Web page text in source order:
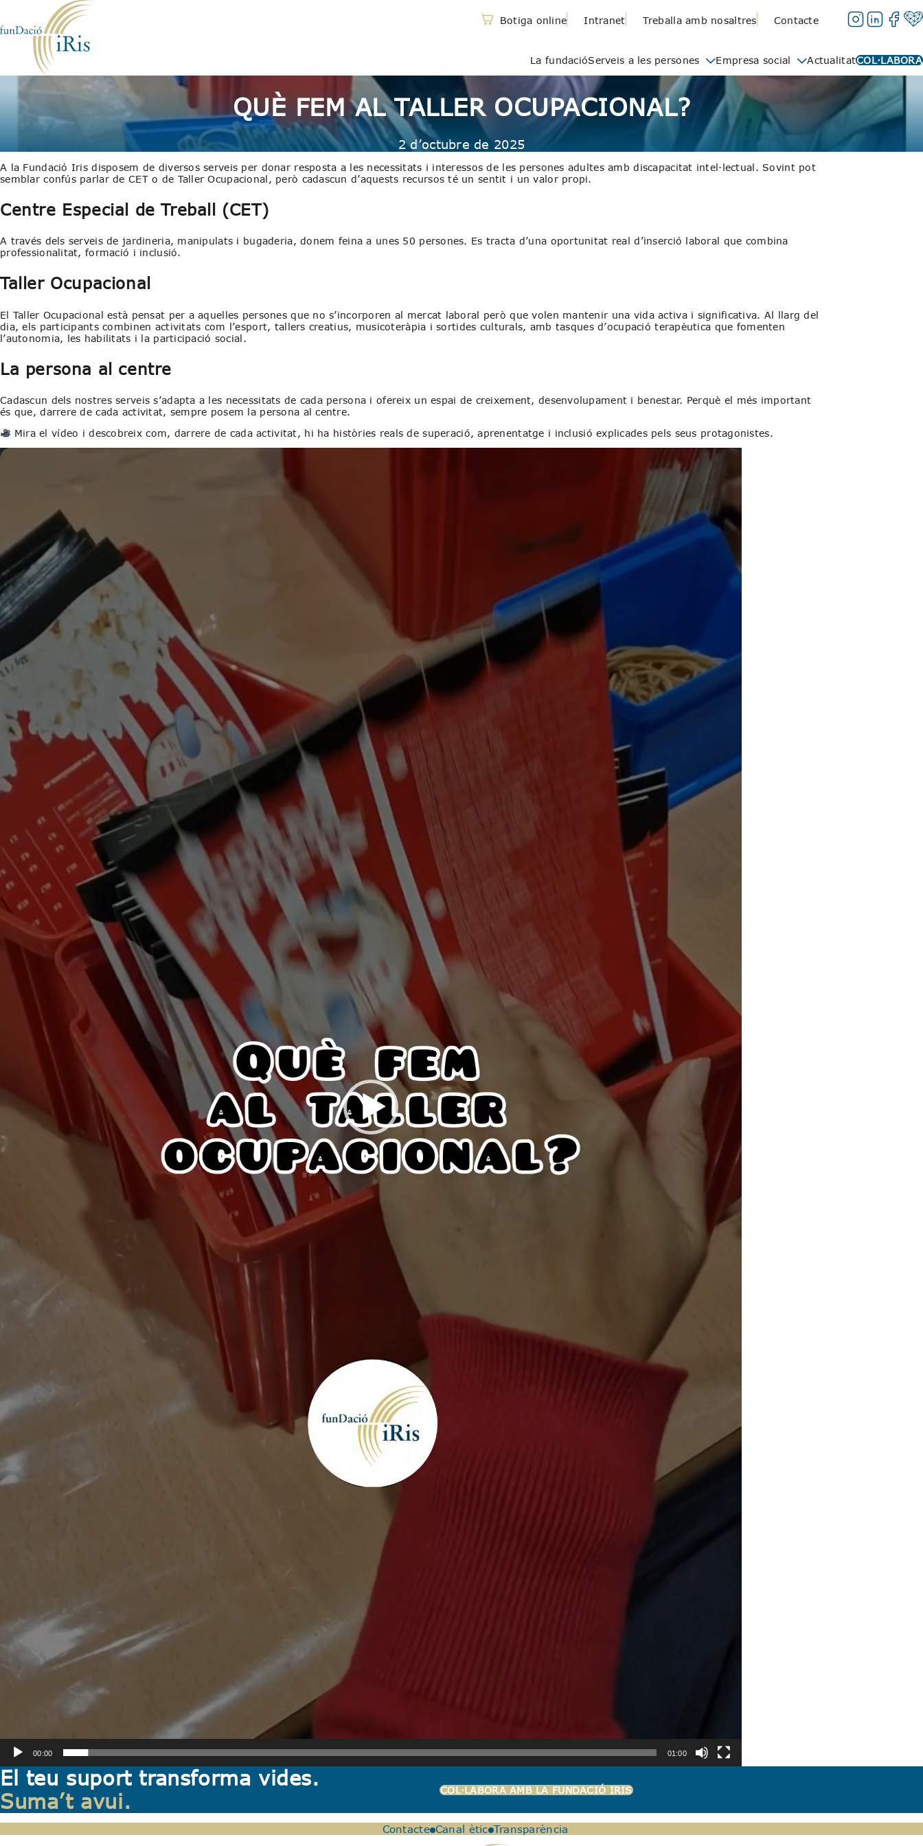
Botiga online Intranet Treballa amb nosaltres Contacte
La fundacióServeis a les persones Empresa social ActualitatCOL·LABORA
QUÈ FEM AL TALLER OCUPACIONAL?
2 d’octubre de 2025
A la Fundació Iris disposem de diversos serveis per donar resposta a les necessitats i interessos de les persones adultes amb discapacitat intel·lectual. Sovint pot
semblar confús parlar de CET o de Taller Ocupacional, però cadascun d’aquests recursos té un sentit i un valor propi.
Centre Especial de Treball (CET)
A través dels serveis de jardineria, manipulats i bugaderia, donem feina a unes 50 persones. Es tracta d’una oportunitat real d’inserció laboral que combina
professionalitat, formació i inclusió.
Taller Ocupacional
El Taller Ocupacional està pensat per a aquelles persones que no s’incorporen al mercat laboral però que volen mantenir una vida activa i significativa. Al llarg del
dia, els participants combinen activitats com l’esport, tallers creatius, musicoteràpia i sortides culturals, amb tasques d’ocupació terapèutica que fomenten
l’autonomia, les habilitats i la participació social.
La persona al centre
Cadascun dels nostres serveis s’adapta a les necessitats de cada persona i ofereix un espai de creixement, desenvolupament i benestar. Perquè el més important
és que, darrere de cada activitat, sempre posem la persona al centre.
Mira el vídeo i descobreix com, darrere de cada activitat, hi ha històries reals de superació, aprenentatge i inclusió explicades pels seus protagonistes.
Reproductor
00:00 01:00
El teu suport transforma vides.
Suma’t avui.
COL·LABORA AMB LA FUNDACIÓ IRIS
Contacte Canal ètic Transparència